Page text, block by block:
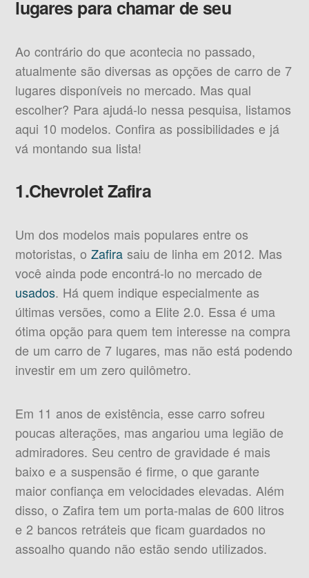
lugares para chamar de seu
Ao contrário do que acontecia no passado,
atualmente são diversas as opções de carro de 7
lugares disponíveis no mercado. Mas qual
escolher? Para ajudá-lo nessa pesquisa, listamos
aqui 10 modelos. Confira as possibilidades e já
vá montando sua lista!
1.Chevrolet Zafira
Um dos modelos mais populares entre os
motoristas, oZafira saiu de linha em 2012. Mas
você ainda pode encontrá-lo no mercado de
usados. Há quem indique especialmente as
últimas versões, como a Elite 2.0. Essa é uma
ótima opção para quem tem interesse na compra
de um carro de 7 lugares, mas não está podendo
investir em um zero quilômetro.
Em 11 anos de existência, esse carro sofreu
poucas alterações, mas angariou uma legião de
admiradores. Seu centro de gravidade é mais
baixo e a suspensão é firme, o que garante
maior confiança em velocidades elevadas. Além
disso, o Zafira tem um porta-malas de 600 litros
e 2 bancos retráteis que ficam guardados no
assoalho quando não estão sendo utilizados.